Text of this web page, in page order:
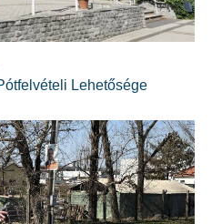
Lehetősége